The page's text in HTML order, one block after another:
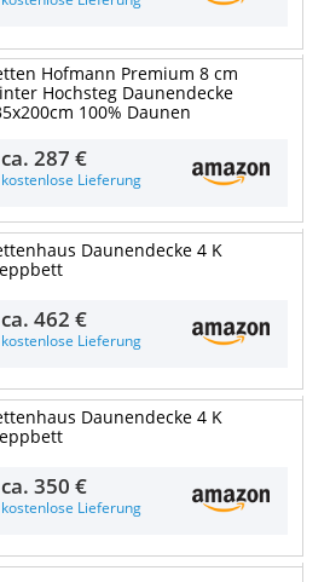
Hofmann Premium 8 cm
Hochsteg Daunendecke
100% Daunen
ca.287 €
kostenlose Lieferung
Daunendecke 4 K
ca.462 €
kostenlose Lieferung
Daunendecke 4 K
ca.350 €
kostenlose Lieferung